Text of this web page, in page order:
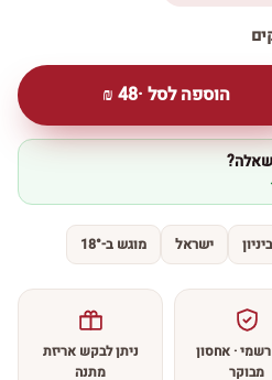
הוספה לסל ·48
₪
שאלה?
ישראל מוגש ב-18°
רשמי · אחסון
מבוקר
ניתן לבקש אריזת
מתנה